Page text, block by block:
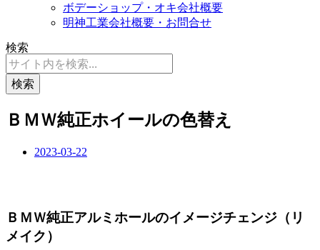
ボデーショップ・オキ会社概要
明神工業会社概要・お問合せ
検索
検索
ＢＭＷ純正ホイールの色替え
2023-03-22
ＢＭＷ純正アルミホールのイメージチェンジ（リ
メイク）